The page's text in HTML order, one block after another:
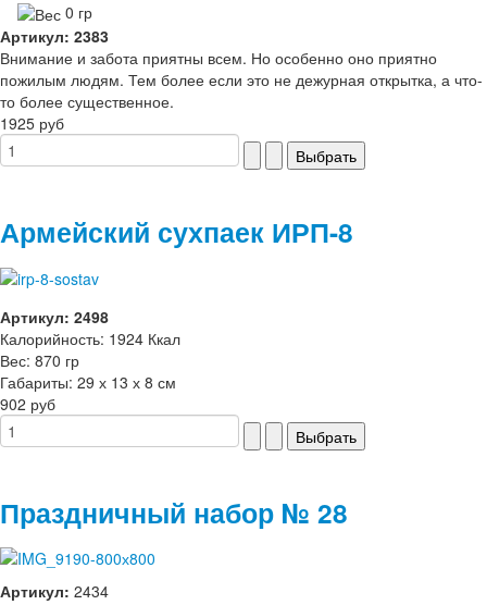
0 гр
Артикул: 2383
Внимание и забота приятны всем. Но особенно оно приятно
пожилым людям. Тем более если это не дежурная открытка, а что-
то более существенное.
1925 руб
Армейский сухпаек ИРП-8
Артикул: 2498
Калорийность: 1924 Ккал
Вес: 870 гр
Габариты: 29 х 13 х 8 см
902 руб
Праздничный набор № 28
Артикул: 2434